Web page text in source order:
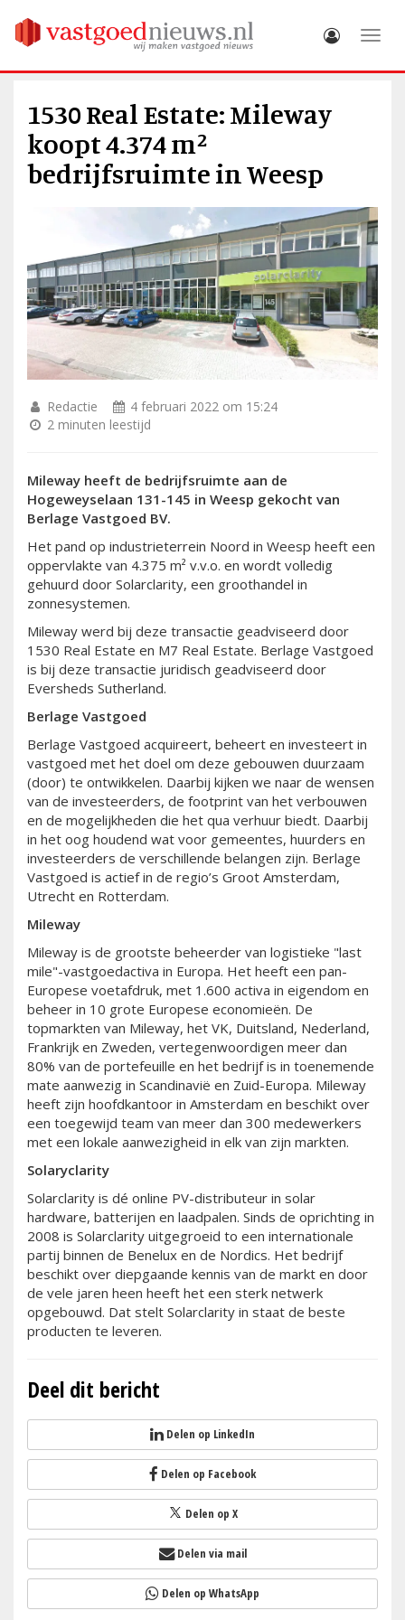
1530 Real Estate: Mileway
koopt 4.374 m²
bedrijfsruimte in Weesp
Redactie
4 februari 2022 om 15:24
2 minuten leestijd
Mileway heeft de bedrijfsruimte aan de
Hogeweyselaan 131-145 in Weesp gekocht van
Berlage Vastgoed BV.
Het pand op industrieterrein Noord in Weesp heeft een
oppervlakte van 4.375 m² v.v.o. en wordt volledig
gehuurd door Solarclarity, een groothandel in
zonnesystemen.
Mileway werd bij deze transactie geadviseerd door
1530 Real Estate en M7 Real Estate. Berlage Vastgoed
is bij deze transactie juridisch geadviseerd door
Eversheds Sutherland.
Berlage Vastgoed
Berlage Vastgoed acquireert, beheert en investeert in
vastgoed met het doel om deze gebouwen duurzaam
(door) te ontwikkelen. Daarbij kijken we naar de wensen
van de investeerders, de footprint van het verbouwen
en de mogelijkheden die het qua verhuur biedt. Daarbij
in het oog houdend wat voor gemeentes, huurders en
investeerders de verschillende belangen zijn. Berlage
Vastgoed is actief in de regio’s Groot Amsterdam,
Utrecht en Rotterdam.
Mileway
Mileway is de grootste beheerder van logistieke "last
mile"-vastgoedactiva in Europa. Het heeft een pan-
Europese voetafdruk, met 1.600 activa in eigendom en
beheer in 10 grote Europese economieën. De
topmarkten van Mileway, het VK, Duitsland, Nederland,
Frankrijk en Zweden, vertegenwoordigen meer dan
80% van de portefeuille en het bedrijf is in toenemende
mate aanwezig in Scandinavië en Zuid-Europa. Mileway
heeft zijn hoofdkantoor in Amsterdam en beschikt over
een toegewijd team van meer dan 300 medewerkers
met een lokale aanwezigheid in elk van zijn markten.
Solaryclarity
Solarclarity is dé online PV-distributeur in solar
hardware, batterijen en laadpalen. Sinds de oprichting in
2008 is Solarclarity uitgegroeid to een internationale
partij binnen de Benelux en de Nordics. Het bedrijf
beschikt over diepgaande kennis van de markt en door
de vele jaren heen heeft het een sterk netwerk
opgebouwd. Dat stelt Solarclarity in staat de beste
producten te leveren.
Deel dit bericht
Delen op LinkedIn
Delen op Facebook
Delen op X
Delen via mail
Delen op WhatsApp